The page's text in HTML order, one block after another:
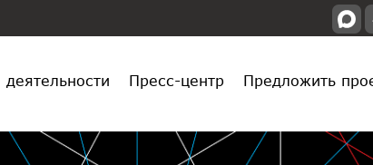
Пресс-центр Предложить